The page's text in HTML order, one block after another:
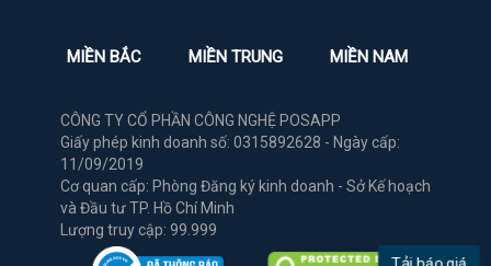
MIỀN BẮC MIỀN TRUNG MIỀN NAM
CÔNG TY CỔ PHẦN CÔNG NGHỆ POSAPP
Giấy phép kinh doanh số: 0315892628 - Ngày cấp:
11/09/2019
Cơ quan cấp: Phòng Đăng ký kinh doanh - Sở Kế hoạch
và Đầu tư TP. Hồ Chí Minh
Lượng truy cập: 99.999